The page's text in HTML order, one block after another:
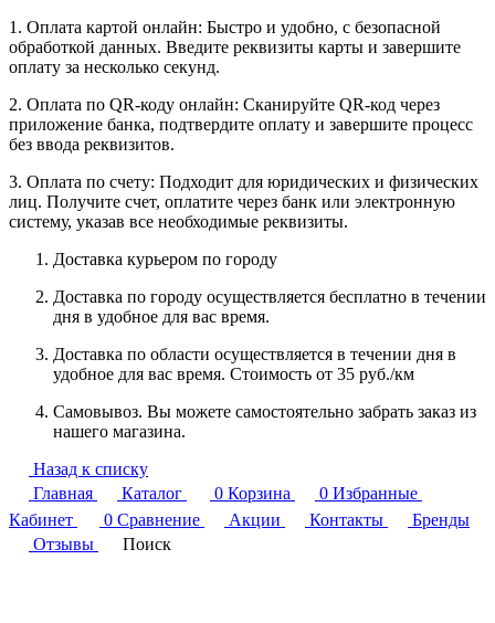
1. Оплата картой онлайн: Быстро и удобно, с безопасной
обработкой данных. Введите реквизиты карты и завершите
оплату за несколько секунд.
2. Оплата по QR-коду онлайн: Сканируйте QR-код через
приложение банка, подтвердите оплату и завершите процесс
без ввода реквизитов.
3. Оплата по счету: Подходит для юридических и физических
лиц. Получите счет, оплатите через банк или электронную
систему, указав все необходимые реквизиты.
Доставка курьером по городу
Доставка по городу осуществляется бесплатно в течении
дня в удобное для вас время.
Доставка по области осуществляется в течении дня в
удобное для вас время. Стоимость от 35 руб./км
Самовывоз. Вы можете самостоятельно забрать заказ из
нашего магазина.
Назад к списку
Главная
Каталог 0 Корзина 0 Избранные
Кабинет
0 Сравнение Акции Контакты
Бренды
Отзывы
Поиск